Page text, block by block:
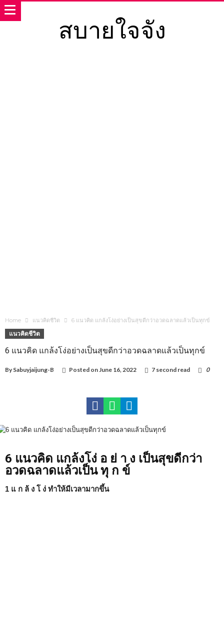
สบายใจจัง
Home แนวคิดชีวิต 6 แนวคิด แกล้งโง่อย่างเป็นสุขดีกว่าอวดฉลาดแล้วเป็นทุกข์
แนวคิดชีวิต
6 แนวคิด แกล้งโง่อย่างเป็นสุขดีกว่าอวดฉลาดแล้วเป็นทุกข์
By Sabuyjaijung-B Posted onJune 16, 2022 7 second read
0
6 แนวคิด แกล้งโง่ อ ย่ า ง เป็นสุขดีกว่า
อวดฉลาดแล้วเป็น ทุ ก ข์
1 แ ก ล้ ง โ ง่ ทำให้มีเวลามากขึ้น